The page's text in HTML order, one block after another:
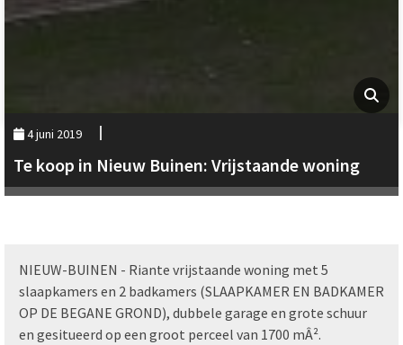
4 juni 2019
Te koop in Nieuw Buinen: Vrijstaande woning
NIEUW-BUINEN - Riante vrijstaande woning met 5
slaapkamers en 2 badkamers (SLAAPKAMER EN BADKAMER
OP DE BEGANE GROND), dubbele garage en grote schuur
en gesitueerd op een groot perceel van 1700 mÂ².